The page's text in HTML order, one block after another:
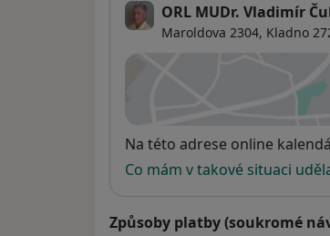
ORL MUDr. Vladimír
Maroldova 2304, Kladno
Dostupnost
Na této adrese online
Co mám v takové situaci
Způsoby platby (soukromé